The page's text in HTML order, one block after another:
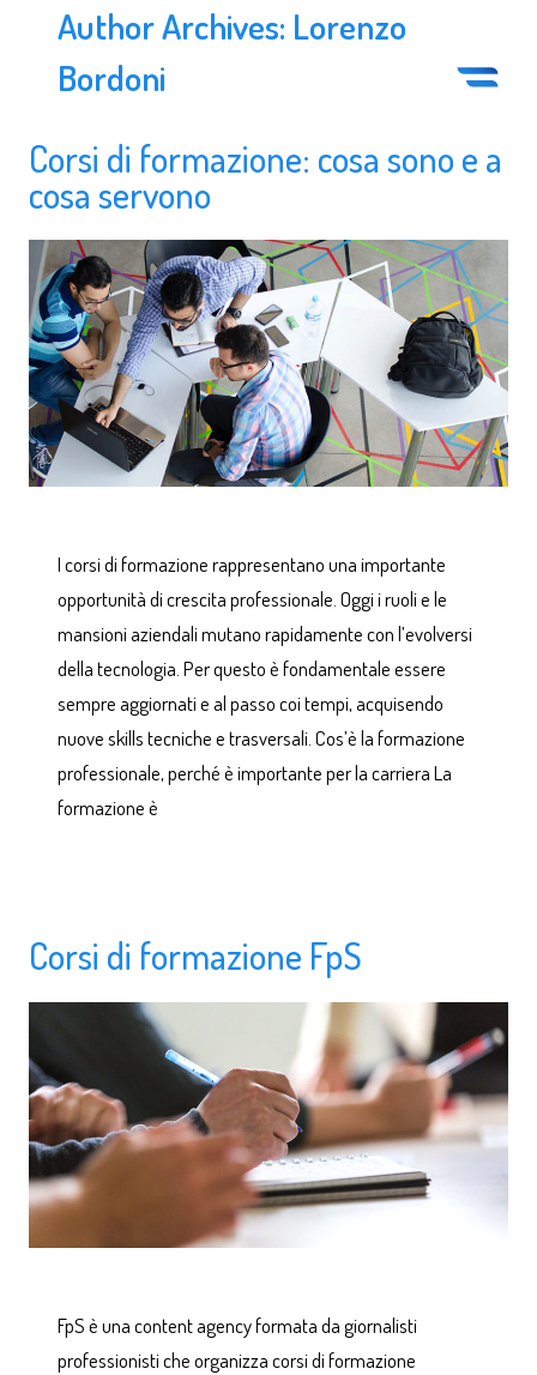
Author Archives: Lorenzo
Bordoni
Corsi di formazione: cosa sono e a
cosa servono
I corsi di formazione rappresentano una importante
opportunità di crescita professionale. Oggi i ruoli e le
mansioni aziendali mutano rapidamente con l’evolversi
della tecnologia. Per questo è fondamentale essere
sempre aggiornati e al passo coi tempi, acquisendo
nuove skills tecniche e trasversali. Cos’è la formazione
professionale, perché è importante per la carriera La
formazione è
Corsi di formazione FpS
FpS è una content agency formata da giornalisti
professionisti che organizza corsi di formazione